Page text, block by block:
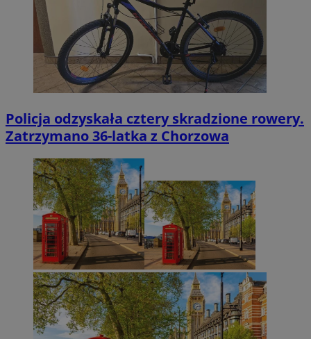
Policja odzyskała cztery skradzione rowery.
Zatrzymano 36-latka z Chorzowa